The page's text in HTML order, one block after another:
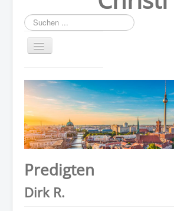
Suchen
...
WER WIR SIND
GOTTESDIENST
PREDIGTEN
KONTAKT
Predigten
Dirk R.